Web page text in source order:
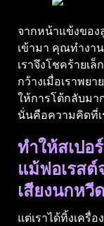
จากหน้าแข้งของ
เข้ามา คุณทํางา
เราจึงโชคร้ายเ
กว้างเมื่อเราพย
ให้การโต้กลับมา
นั่นคือความคิดที่เ
ทําให้สเปอ
แม้ฟอเรสต์
เสียงนกหวี
แต่เราได้ทิ้งเครื่